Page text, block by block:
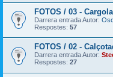
FOTOS / 03 -
Darrera entrada Autor:
Respostes: 57
FOTOS / 02 -
Darrera entrada Autor:
Respostes: 27